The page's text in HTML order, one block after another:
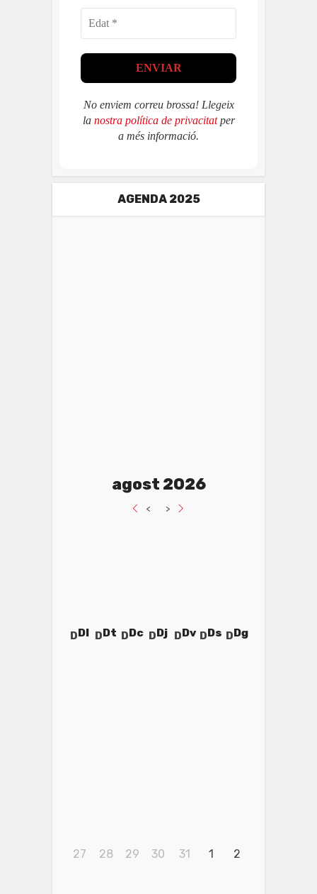
No enviem correu brossa! Llegeix
la nostra política de privacitatper
a més informació.
AGENDA 2025
<
agost 2026
>
Dl Dt Dc Dj Dv Ds Dg
27 28 29 30 31 1 2